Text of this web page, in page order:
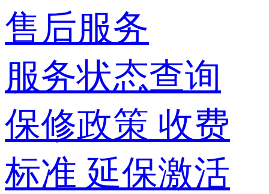
售后服务
服务状态查询
保修政策 收费
标准 延保激活